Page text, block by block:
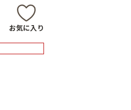
お気に入り